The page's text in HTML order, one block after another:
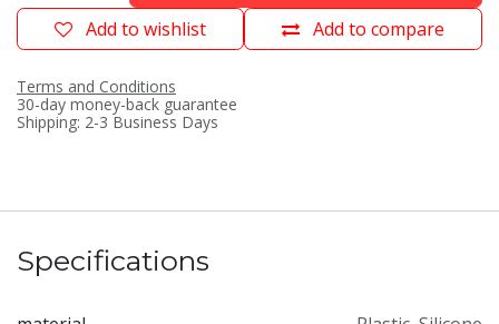
Add to compare
Add to wishlist
Terms and Conditions
30-day money-back guarantee
Shipping: 2-3 Business Days
Specifications